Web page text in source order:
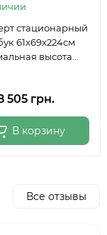
стационарный
61x69x224см
высота
505 грн.
В корзину
Все отзывы